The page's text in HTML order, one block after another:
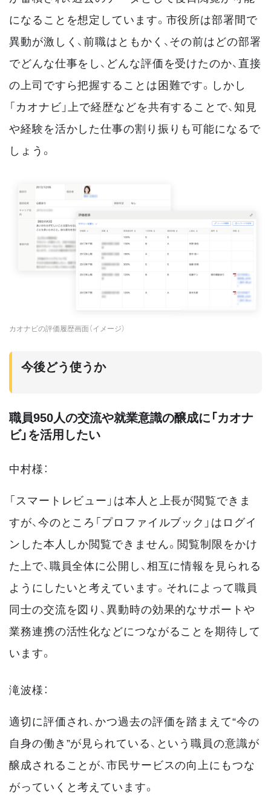
になることを想定しています。市役所は部署間で
異動が激しく、前職はともかく、その前はどの部署
でどんな仕事をし、どんな評価を受けたのか、直接
の上司ですら把握することは困難です。しかし
「カオナビ」上で経歴などを共有することで、知見
や経験を活かした仕事の割り振りも可能になるで
しょう。
カオナビの評価履歴画面（イメージ）
今後どう使うか
職員950人の交流や就業意識の醸成に「カオナ
ビ」を活用したい
中村様：
「スマートレビュー」は本人と上長が閲覧できま
すが、今のところ「プロファイルブック」はログイ
ンした本人しか閲覧できません。閲覧制限をかけ
た上で、職員全体に公開し、相互に情報を見られる
ようにしたいと考えています。それによって職員
同士の交流を図り、異動時の効果的なサポートや
業務連携の活性化などにつながることを期待して
います。
滝波様：
適切に評価され、かつ過去の評価を踏まえて“今の
自身の働き”が見られている、という職員の意識が
醸成されることが、市民サービスの向上にもつな
がっていくと考えています。